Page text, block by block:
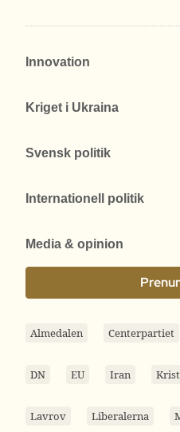
Innovation
Kriget i Ukraina
Svensk politik
Internationell politik
Media & opinion
Almedalen Centerpartiet
DN EU Iran
Lavrov Liberalerna